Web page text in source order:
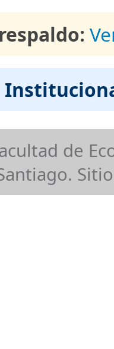
de